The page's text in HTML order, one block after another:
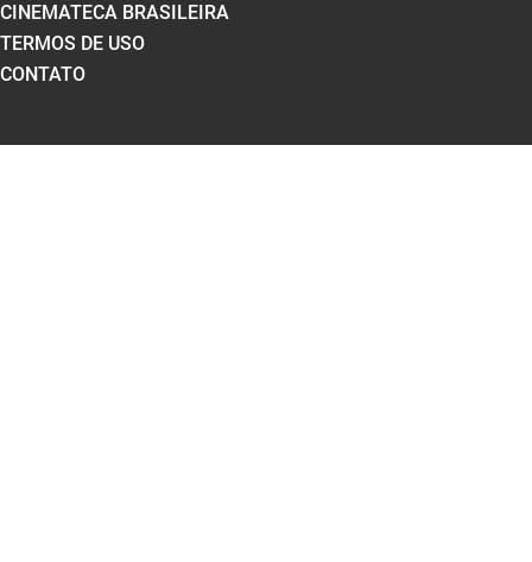
CINEMATECA BRASILEIRA
TERMOS DE USO
CONTATO